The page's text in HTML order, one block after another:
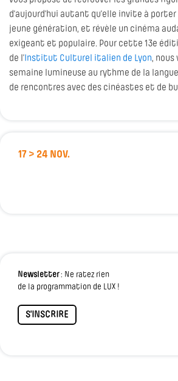
d'aujourd'hui autant qu'elle invite à porter
jeune génération, et révèle un cinéma
exigeant et populaire. Pour cette 13e
de l’Institut Culturel italien de Lyon, nous
semaine lumineuse au rythme de la
de rencontres avec des cinéastes et de
17 > 24 NOV.
Newsletter: Ne ratez rien
de la programmation de LUX !
S'INSCRIRE